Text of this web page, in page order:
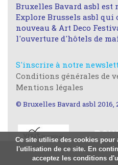
Bruxelles Bavard asbl est
Explore Brussels asbl qui
nouveau & Art Deco
l'ouverture d'hôtels de
S'inscrire à notre
Conditions générales de
Mentions légales
© Bruxelles Bavard asbl 2016,
Nous utilisons des cookies à
stockons aucune
Ce site utilise des cookies
l'utilisation de ce site. En
acceptez les conditions